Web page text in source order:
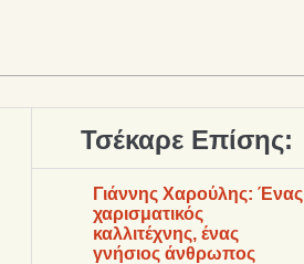
Τσέκαρε Επίσης:
Γιάννης Χαρούλης: Ένας
χαρισματικός
καλλιτέχνης, ένας
γνήσιος άνθρωπος